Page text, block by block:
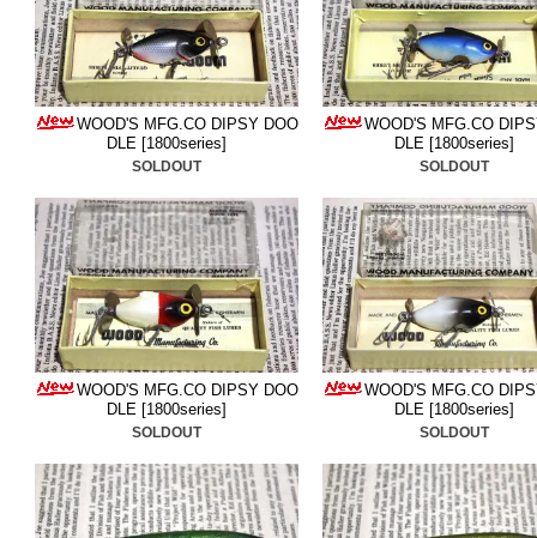
ド追加しました。あまり市
状態ですので是非ご検討く
■2025/7/16ヘドン＆アー
ヘッドハンターミノー、
■2025/7/10コーデル＆ノ
た。いずれも貴重なルア
■2025/7/3 今世紀最強のヘ
格以上の内容です、是非ご
■2025/7/1
ホッパス
非ご検討ください。
■2025/6/25ストームのウ
WOOD'S MFG.CO DIPSY DOO
DLE [1800series]
SOLDOUT
WOOD'S MFG.CO
DLE [1800series]
SOLDOUT
WOOD'S MFG.CO DIPSY DOO
DLE [1800series]
SOLDOUT
WOOD'S MFG.CO
DLE [1800series]
SOLDOUT